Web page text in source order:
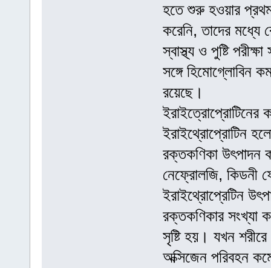
হতে শুরু হওয়ার
করেনি, তাদের মধ্যে
স্বাস্থ্য ও পুষ্টি
সঙ্গে হিমোগ্লোবিন
রয়েছে।
ইরাইত্রোপ্রোটিনের
ইরাইথ্রোপ্রোটিন
রক্তকণিকা উৎপাদন
নেফ্রোলজি, কিডনী
ইরাইথ্রোপ্রেটিন
রক্তকণিকার সংখ্যা
সৃষ্টি হয়। যখন
অক্সিজেন পরিবহন